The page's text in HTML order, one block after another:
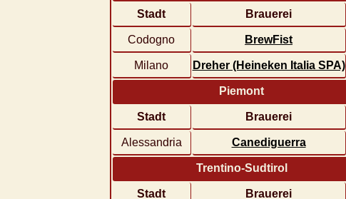
Stadt Brauerei
Codogno BrewFist
Milano Dreher (Heineken Italia SPA)
Piemont
Stadt Brauerei
Alessandria Canediguerra
Trentino-Sudtirol
Stadt Brauerei